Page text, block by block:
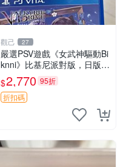
觀己 27
嚴選PSV遊戲《女武神驅動Bi
knni》比基尼派對版，日版原
裝，PSV獨佔新古態，附原裝
包裝，閒置出售中。女武神 P
SV 美少女
$2,770 95折
折扣碼